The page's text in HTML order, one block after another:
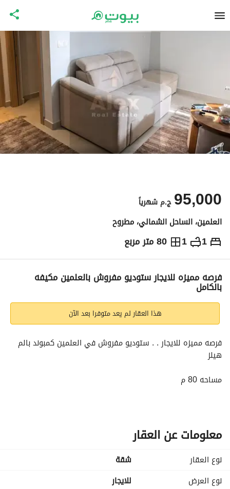
ج.م 95,000 شهرياً
العلمين، الساحل الشمالي، مطروح
1
1 80 متر مربع ج.م95,000شهرياً
الاماكن القريبة
فرصه مميزه للايجار ستوديو مفروش بالعلمين مكيفه
بالكامل
هذا العقار لم يعد متوفرا بعد الآن
هيلز
مساحه 80 م
الدور الاول
*مكيفه بالكامل
مطلوب 95 الف شهرياً
(مطلوب شهر عمولة)
معلومات عن العقار
نوع العقار
شقة
نوع العرض
للايجار